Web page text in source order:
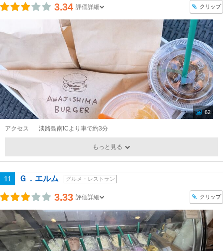
3.34 評価詳細 クリップ
62
アクセス 淡路島南ICより車で約3分
もっと見る
11 Ｇ．エルム グルメ・レストラン
3.33 評価詳細 クリップ